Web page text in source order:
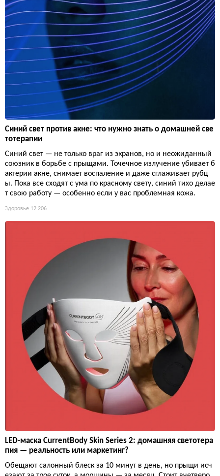
Синий свет против акне: что нужно знать о домашней све
тотерапии
Синий свет — не только враг из экранов, но и неожиданный
союзник в борьбе с прыщами. Точечное излучение убивает б
актерии акне, снимает воспаление и даже сглаживает рубц
ы. Пока все сходят с ума по красному свету, синий тихо делае
т свою работу — особенно если у вас проблемная кожа.
Здоровье 12 206
LED-маска CurrentBody Skin Series 2: домашняя светотера
пия — реальность или маркетинг?
Обещают салонный блеск за 10 минут в день, но прыщи исч